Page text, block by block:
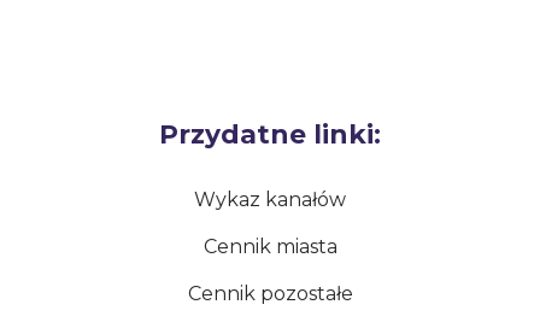
Przydatne linki:
Wykaz kanałów
Cennik miasta
Cennik pozostałe